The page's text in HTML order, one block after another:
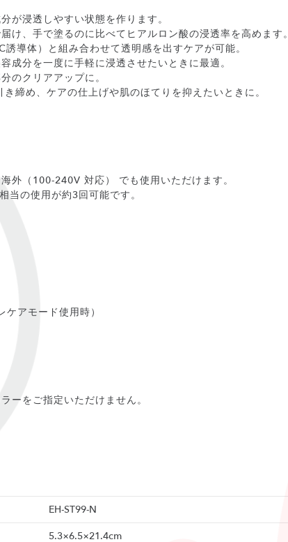
が浸透しやすい状態を作ります。
け、手で塗るのに比べてヒアルロン酸の浸透率を高めます。
導体）と組み合わせて透明感を出すケアが可能。
成分を一度に手軽に浸透させたいときに最適。
のクリアアップに。
締め、ケアの仕上げや肌のほてりを抑えたいときに。
外（100-240V 対応） でも使用いただけます。
当の使用が約3回可能です。
アモード使用時）
ーをご指定いただけません。
EH-ST99-N
5.3×6.5×21.4cm